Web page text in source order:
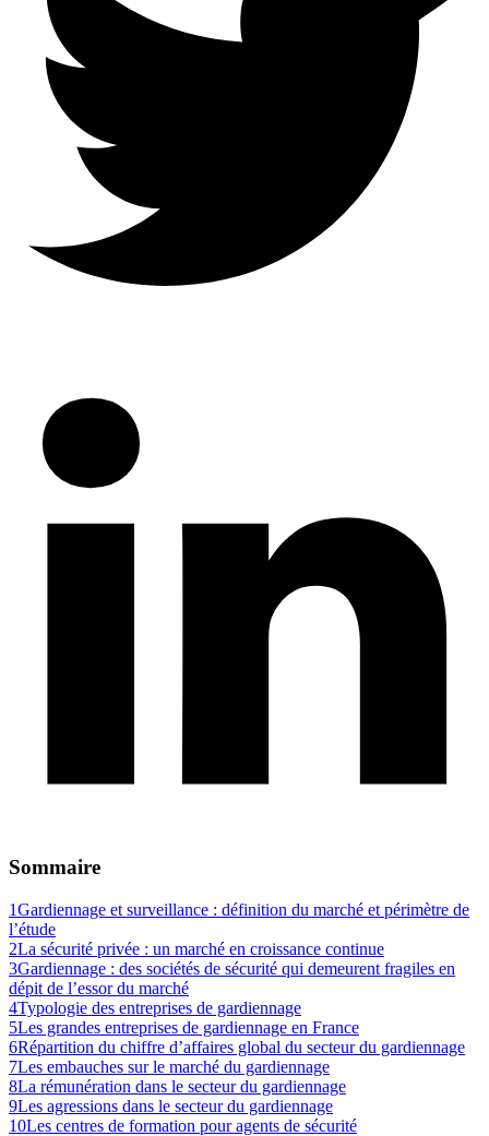
Sommaire
1Gardiennage et surveillance : définition du marché et périmètre de
l’étude
2La sécurité privée : un marché en croissance continue
3Gardiennage : des sociétés de sécurité qui demeurent fragiles en
dépit de l’essor du marché
4Typologie des entreprises de gardiennage
5Les grandes entreprises de gardiennage en France
6Répartition du chiffre d’affaires global du secteur du gardiennage
7Les embauches sur le marché du gardiennage
8La rémunération dans le secteur du gardiennage
9Les agressions dans le secteur du gardiennage
10Les centres de formation pour agents de sécurité